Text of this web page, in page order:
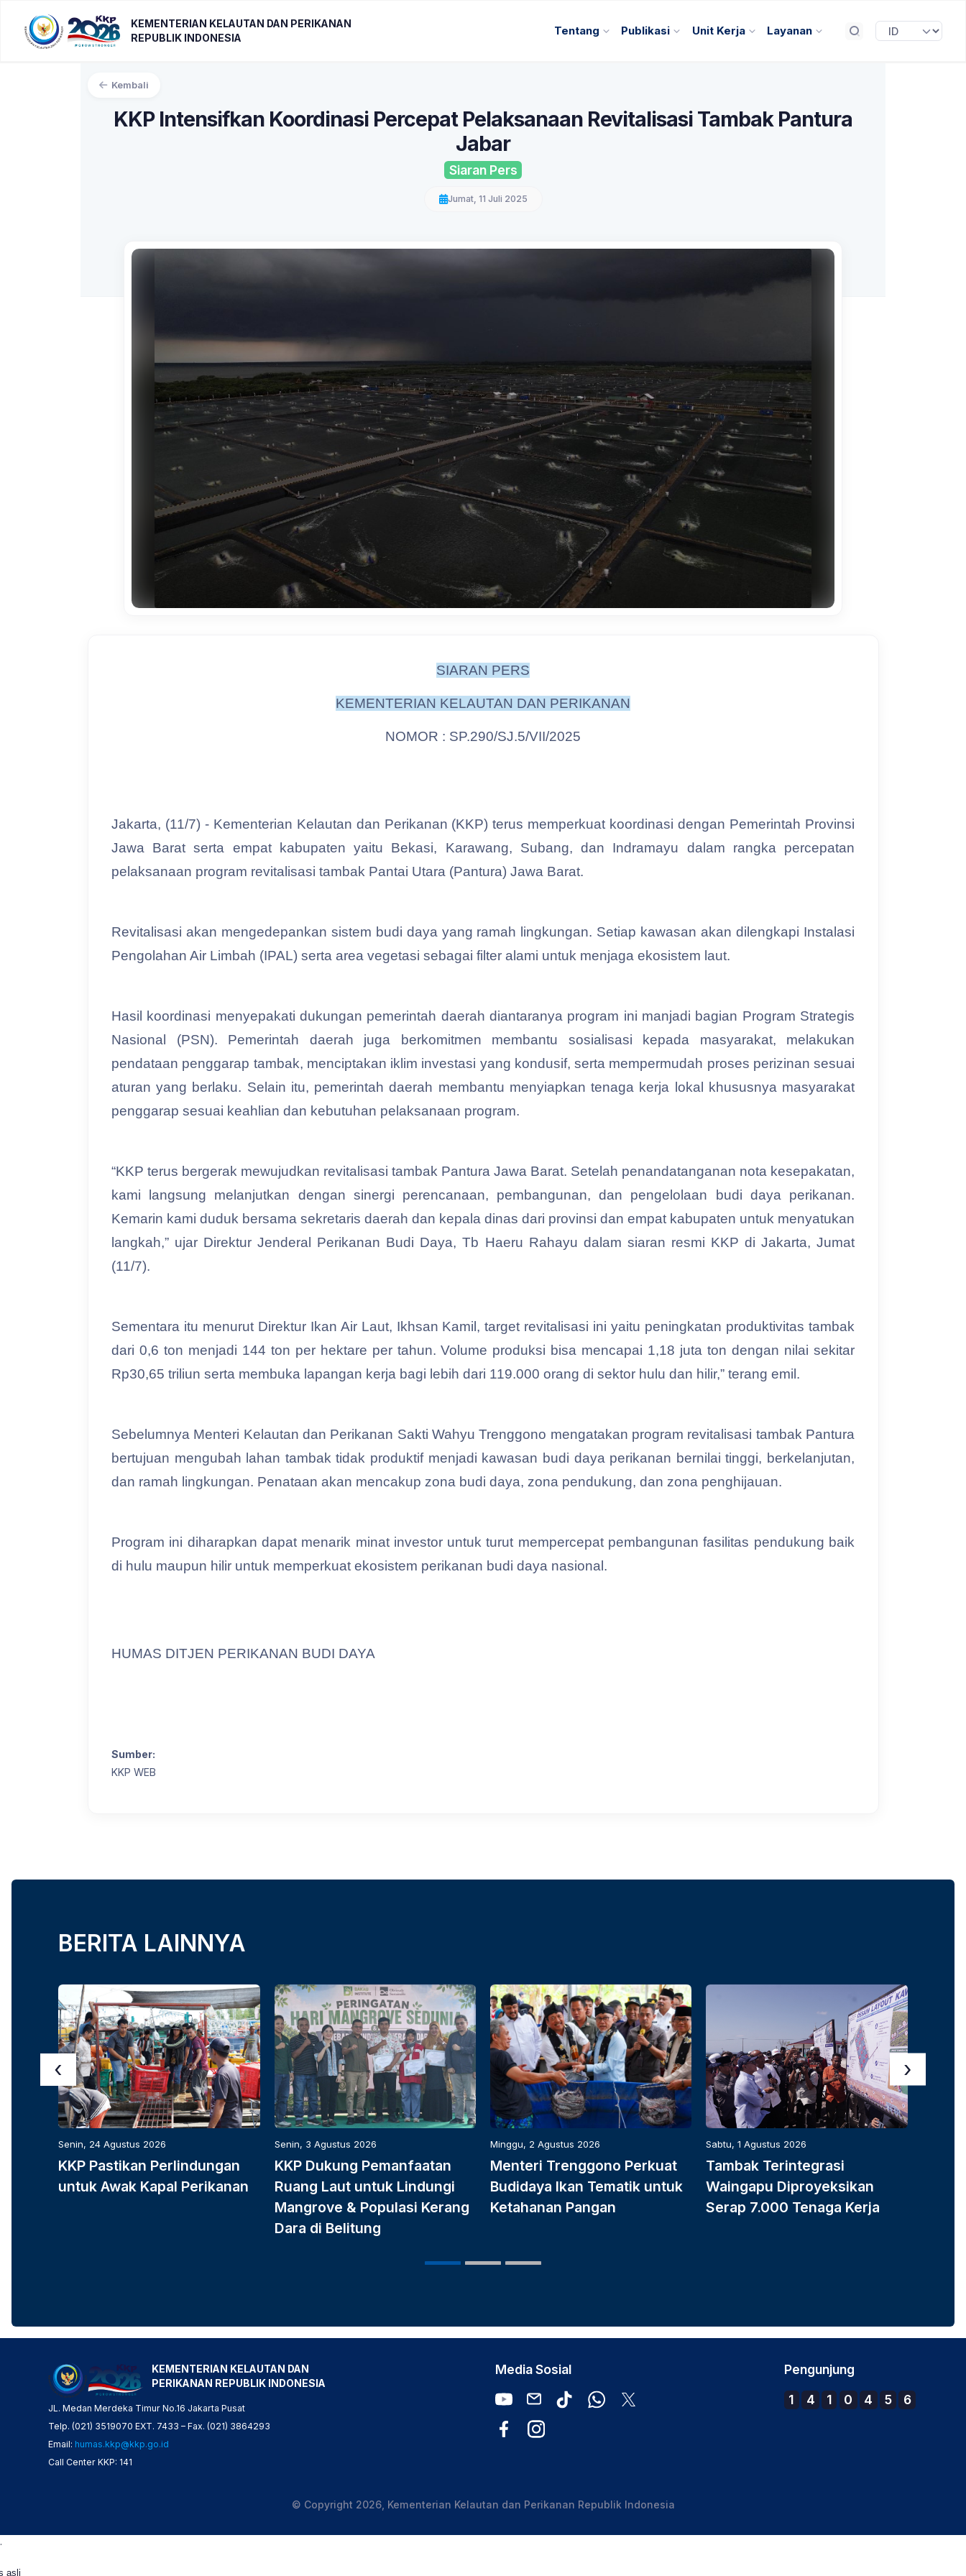
KEMENTERIAN KELAUTAN DAN PERIKANAN
REPUBLIK INDONESIA
Tentang Publikasi Unit Kerja Layanan
Kembali
KKP Intensifkan Koordinasi Percepat Pelaksanaan Revitalisasi Tambak Pantura
Jabar
Siaran Pers
Jumat, 11 Juli 2025
SIARAN PERS
KEMENTERIAN KELAUTAN DAN PERIKANAN
NOMOR : SP.290/SJ.5/VII/2025
Jakarta, (11/7) - Kementerian Kelautan dan Perikanan (KKP) terus memperkuat koordinasi dengan Pemerintah Provinsi
Jawa Barat serta empat kabupaten yaitu Bekasi, Karawang, Subang, dan Indramayu dalam rangka percepatan
pelaksanaan program revitalisasi tambak Pantai Utara (Pantura) Jawa Barat.
Revitalisasi akan mengedepankan sistem budi daya yang ramah lingkungan. Setiap kawasan akan dilengkapi Instalasi
Pengolahan Air Limbah (IPAL) serta area vegetasi sebagai filter alami untuk menjaga ekosistem laut.
Hasil koordinasi menyepakati dukungan pemerintah daerah diantaranya program ini manjadi bagian Program Strategis
Nasional (PSN). Pemerintah daerah juga berkomitmen membantu sosialisasi kepada masyarakat, melakukan
pendataan penggarap tambak, menciptakan iklim investasi yang kondusif, serta mempermudah proses perizinan sesuai
aturan yang berlaku. Selain itu, pemerintah daerah membantu menyiapkan tenaga kerja lokal khususnya masyarakat
penggarap sesuai keahlian dan kebutuhan pelaksanaan program.
“KKP terus bergerak mewujudkan revitalisasi tambak Pantura Jawa Barat. Setelah penandatanganan nota kesepakatan,
kami langsung melanjutkan dengan sinergi perencanaan, pembangunan, dan pengelolaan budi daya perikanan.
Kemarin kami duduk bersama sekretaris daerah dan kepala dinas dari provinsi dan empat kabupaten untuk menyatukan
langkah,” ujar Direktur Jenderal Perikanan Budi Daya, Tb Haeru Rahayu dalam siaran resmi KKP di Jakarta, Jumat
(11/7).
Sementara itu menurut Direktur Ikan Air Laut, Ikhsan Kamil, target revitalisasi ini yaitu peningkatan produktivitas tambak
dari 0,6 ton menjadi 144 ton per hektare per tahun. Volume produksi bisa mencapai 1,18 juta ton dengan nilai sekitar
Rp30,65 triliun serta membuka lapangan kerja bagi lebih dari 119.000 orang di sektor hulu dan hilir,” terang emil.
Sebelumnya Menteri Kelautan dan Perikanan Sakti Wahyu Trenggono mengatakan program revitalisasi tambak Pantura
bertujuan mengubah lahan tambak tidak produktif menjadi kawasan budi daya perikanan bernilai tinggi, berkelanjutan,
dan ramah lingkungan. Penataan akan mencakup zona budi daya, zona pendukung, dan zona penghijauan.
Program ini diharapkan dapat menarik minat investor untuk turut mempercepat pembangunan fasilitas pendukung baik
di hulu maupun hilir untuk memperkuat ekosistem perikanan budi daya nasional.
HUMAS DITJEN PERIKANAN BUDI DAYA
Sumber:
KKP WEB
BERITA LAINNYA
Senin, 24 Agustus 2026
KKP Pastikan Perlindungan
untuk Awak Kapal Perikanan
Senin, 3 Agustus 2026
KKP Dukung Pemanfaatan
Ruang Laut untuk Lindungi
Mangrove & Populasi Kerang
Dara di Belitung
Minggu, 2 Agustus 2026
Menteri Trenggono Perkuat
Budidaya Ikan Tematik untuk
Ketahanan Pangan
Sabtu, 1 Agustus 2026
Tambak Terintegrasi
Waingapu Diproyeksikan
Serap 7.000 Tenaga Kerja
‹ ›
KEMENTERIAN KELAUTAN DAN
PERIKANAN REPUBLIK INDONESIA
JL. Medan Merdeka Timur No.16 Jakarta Pusat
Telp. (021) 3519070 EXT. 7433 – Fax. (021) 3864293
Email: humas.kkp@kkp.go.id
Call Center KKP: 141
Media Sosial Pengunjung
1 4 1 0 4 5 6
© Copyright 2026, Kementerian Kelautan dan Perikanan Republik Indonesia
.
asli